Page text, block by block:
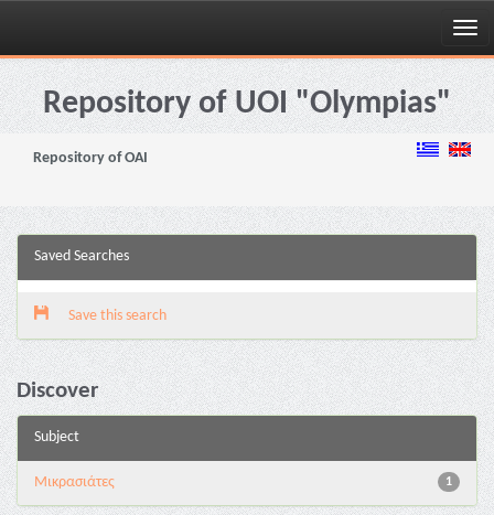
Skip
navigationRepository of UOI "Olympias"
Repository of OAI
Saved Searches
Save this search
Discover
Subject
1
Μικρασιάτες